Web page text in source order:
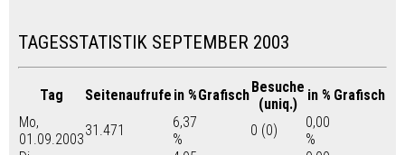
TAGESSTATISTIK SEPTEMBER 2003
Tag Seitenaufrufe in %GrafischBesuche
(uniq.)
in % Grafisch
Mo,
01.09.2003
31.471
6,37
%
0 (0)
0,00
%